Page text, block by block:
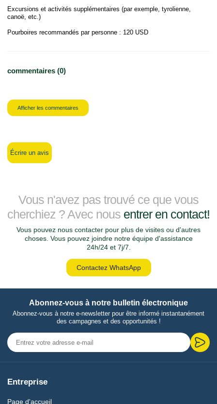
Excursions et activités supplémentaires (par exemple, tyrolienne,
canoë, etc.)
Pourboires recommandés par personne : 120 USD
commentaires (0)
Afficher les commentaires
Écrire un avis
Vous n'avez pas trouvé ce que vous
cherchiez ? Avec nous entrer en contact!
Vous pouvez nous contacter pour plus de visites ou d'autres
choses. Vous pouvez joindre notre équipe d'assistance
24h/24 et 7j/7.
Contactez WhatsApp
Abonnez-vous à notre bulletin électronique
Abonnez-vous à notre e-newsletter pour être informé instantanément
des campagnes et des opportunités !
Entreprise
Page d'accueil